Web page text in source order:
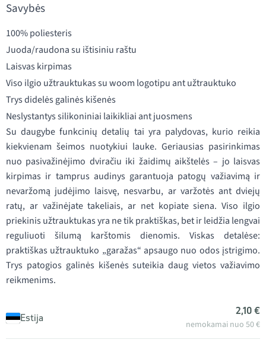
Savybės
100% poliesteris
Juoda/raudona su ištisiniu raštu
Laisvas kirpimas
Viso ilgio užtrauktukas su woom logotipu ant užtrauktuko
Trys didelės galinės kišenės
Neslystantys silikoniniai laikikliai ant juosmens
Su daugybe funkcinių detalių tai yra palydovas, kurio reikia
kiekvienam šeimos nuotykiui lauke. Geriausias pasirinkimas
nuo pasivažinėjimo dviračiu iki žaidimų aikštelės – jo laisvas
kirpimas ir tamprus audinys garantuoja patogų važiavimą ir
nevaržomą judėjimo laisvę, nesvarbu, ar varžotės ant dviejų
ratų, ar važinėjate takeliais, ar net kopiate siena. Viso ilgio
priekinis užtrauktukas yra ne tik praktiškas, bet ir leidžia lengvai
reguliuoti šilumą karštomis dienomis. Viskas detalėse:
praktiškas užtrauktuko „garažas“ apsaugo nuo odos įstrigimo.
Trys patogios galinės kišenės suteikia daug vietos važiavimo
reikmenims.
Estija
2,10 €
nemokamai nuo 50 €